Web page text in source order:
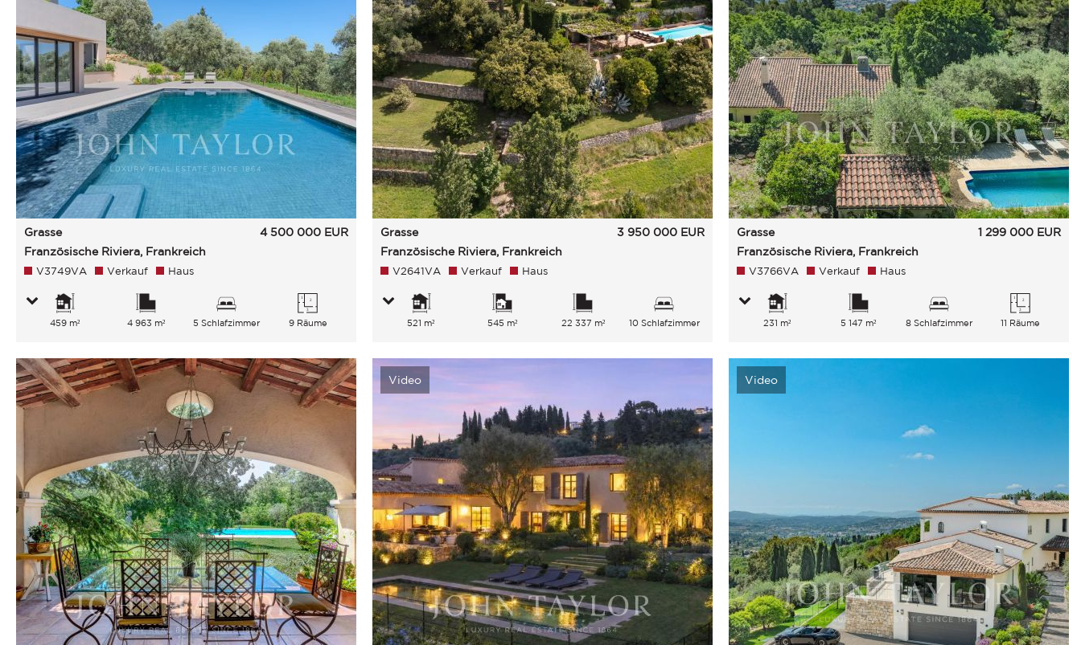
Grasse
Französische Riviera, Frankreich
4 500 000 EUR
V3749VA Verkauf Haus
459 m² 4 963 m² 5 Schlafzimmer 9 Räume
Grasse
Französische Riviera, Frankreich
3 950 000 EUR
V2641VA Verkauf Haus
521 m² 545 m² 22 337 m² 10 Schlafzimmer
Grasse
Französische Riviera, Frankreich
1 299 000 EUR
V3766VA Verkauf Haus
231 m² 5 147 m² 8 Schlafzimmer 11 Räume
Video Video